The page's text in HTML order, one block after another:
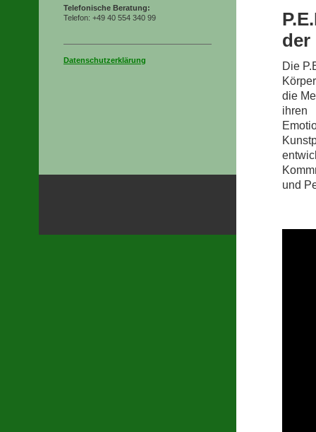
Telefonische Beratung:
Telefon: +49 40 554 340 99
Datenschutzerklärung
der
Die
die
ihren
und